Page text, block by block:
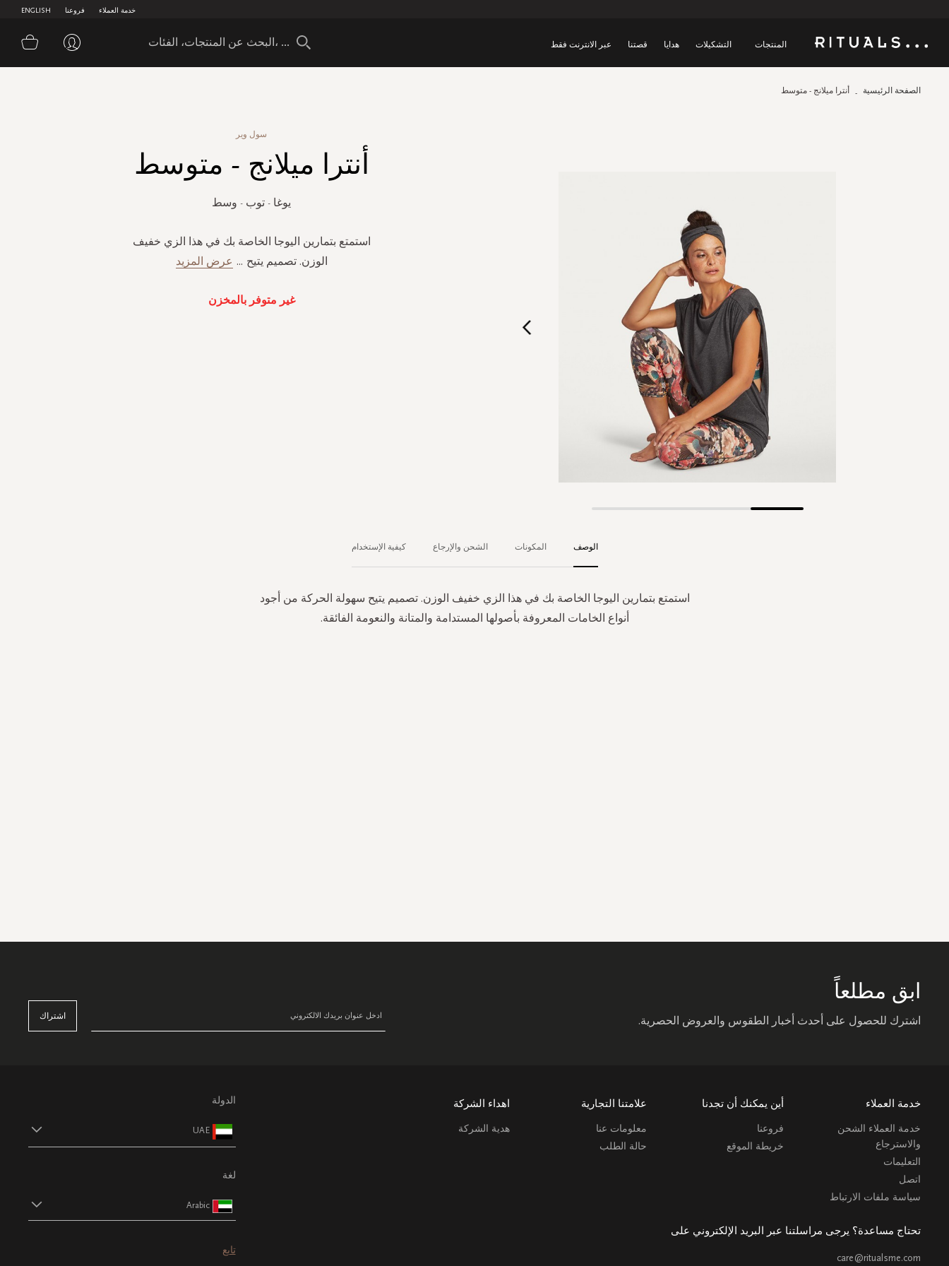
ENGLISH فروعنا خدمة العملاء
المنتجات التشكيلات هدايا قصتنا عبر الانترنت فقط سلة
الصفحة الرئيسية أنترا ميلانج - متوسط
سول وير
أنترا ميلانج - متوسط
يوغا - توب - وسط
استمتع بتمارين اليوجا الخاصة بك في هذا الزي خفيف
الوزن. تصميم يتيح ... عرض المزيد
غير متوفر بالمخزن
الوصف
استمتع بتمارين اليوجا الخاصة بك في هذا الزي خفيف الوزن. تصميم يتيح سهولة الحركة من أجود
أنواع الخامات المعروفة بأصولها المستدامة والمتانة والنعومة الفائقة.
المكونات الشحن والإرجاع كيفية الإستخدام
ابق مطلعاً
اشترك للحصول على أحدث أخبار الطقوس والعروض الحصرية. اشتراك
خدمة العملاء
خدمة العملاء الشحن
والاسترجاع
التعليمات
اتصل
سياسة ملفات الارتباط
أين يمكنك أن تجدنا
فروعنا
خريطة الموقع
علامتنا التجارية
معلومات عنا
حالة الطلب
اهداء الشركة
هدية الشركة
تحتاج مساعدة؟ يرجى مراسلتنا عبر البريد الإلكتروني على
care@ritualsme.com
الدولة
UAE
لغة
Arabic
تابع